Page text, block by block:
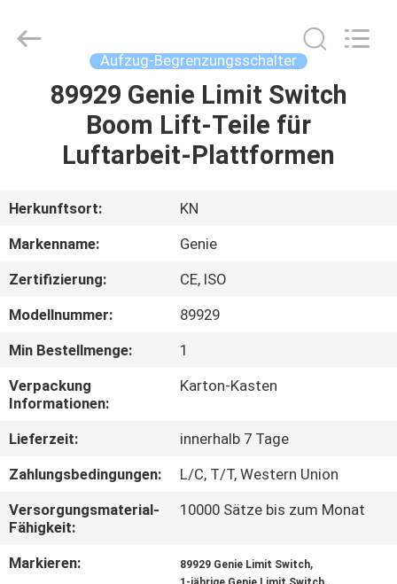
HAUS
PRODUKTE
VIDEOS
UNS
FABRIK-
AUSFLUG
QUALITÄTSKONTROLLE
SIE
MIT
Rights
Aufzug-Begrenzungsschalter
89929 Genie Limit Switch
Boom Lift-Teile für
Luftarbeit-Plattformen
Herkunftsort:
KN
Markenname:
Genie
Zertifizierung:
CE, ISO
Modellnummer:
89929
Min Bestellmenge:
1
Verpackung
Informationen:
Karton-Kasten
Lieferzeit:
innerhalb 7 Tage
Zahlungsbedingungen:
L/C, T/T, Western Union
Versorgungsmaterial-
Fähigkeit:
10000 Sätze bis zum Monat
Markieren: 89929 Genie Limit Switch,